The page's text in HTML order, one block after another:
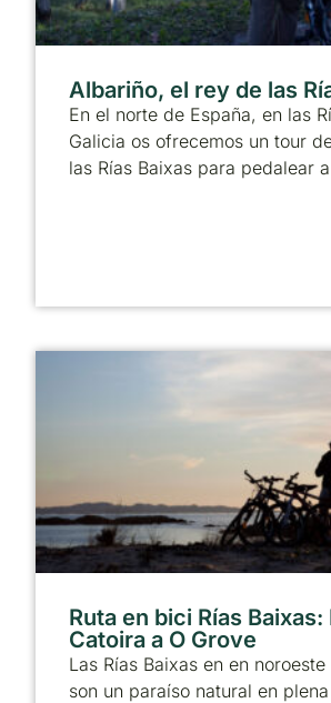
Albariño, el rey de las
En el norte de España, en las
Galicia os ofrecemos un tour
las Rías Baixas para pedalear a
Ruta en bici Rías Baixas:
Catoira a O Grove
Las Rías Baixas en en
son un paraíso natural en